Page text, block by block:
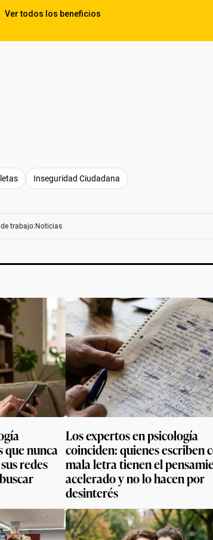
Inseguridad Ciudadana
trabajo:Noticias
que nunca
redes
Los expertos en psicología
coinciden: quienes escriben
mala letra tienen el
acelerado y no lo hacen por
desinterés